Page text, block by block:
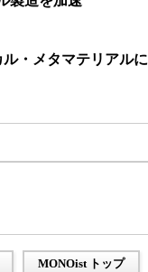
・メタマテリアルに
MONOist トップ